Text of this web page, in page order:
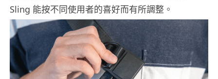
Sling 能按不同使用者的喜好而有所調整。